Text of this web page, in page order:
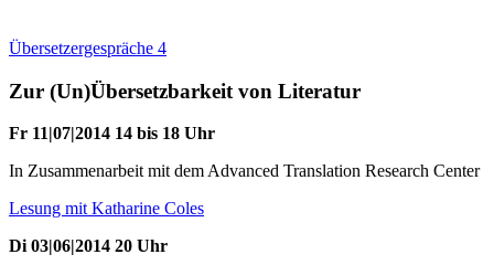
Übersetzergespräche 4
Zur (Un)Übersetzbarkeit von Literatur
Fr 11|07|2014 14 bis 18 Uhr
In Zusammenarbeit mit dem Advanced Translation Research Center
Lesung mit Katharine Coles
Di 03|06|2014 20 Uhr